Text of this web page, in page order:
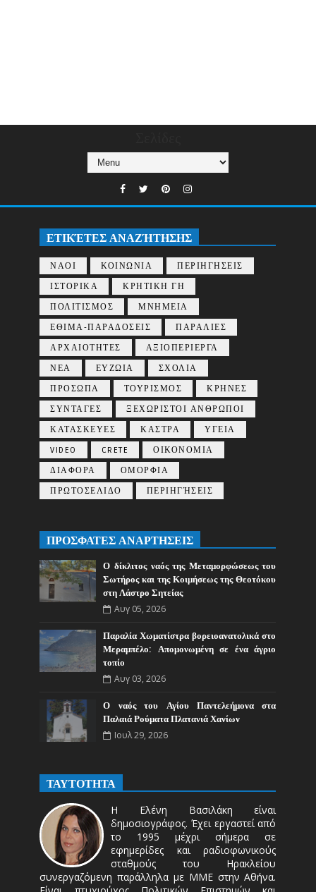
ΕΤΙΚΈΤΕΣ ΑΝΑΖΉΤΗΣΗΣ
ΝΑΟΙ ΚΟΙΝΩΝΙΑ
ΠΕΡΙΗΓΗΣΕΙΣ
ΙΣΤΟΡΙΚΑ
ΚΡΗΤΙΚΗ ΓΗ
ΠΟΛΙΤΙΣΜΟΣ
ΜΝΗΜΕΙΑ
ΕΘΙΜΑ-ΠΑΡΑΔΟΣΕΙΣ
ΠΑΡΑΛΙΕΣ
ΑΡΧΑΙΟΤΗΤΕΣ
ΑΞΙΟΠΕΡΙΕΡΓΑ
ΝΕΑ
ΕΥΖΩΙΑ
ΣΧΟΛΙΑ
ΠΡΟΣΩΠΑ
ΤΟΥΡΙΣΜΟΣ
ΚΡΗΝΕΣ
ΣΥΝΤΑΓΕΣ
ΞΕΧΩΡΙΣΤΟΙ ΑΝΘΡΩΠΟΙ
ΚΑΤΑΣΚΕΥΕΣ
ΚΑΣΤΡΑ
ΥΓΕΙΑ
VIDEO
CRETE
ΟΙΚΟΝΟΜΙΑ
ΔΙΑΦΟΡΑ
ΟΜΟΡΦΙΑ
ΠΡΩΤΟΣΕΛΙΔΟ
ΠΕΡΙΗΓΉΣΕΙΣ
ΠΡΟΣΦΑΤΕΣ ΑΝΑΡΤΗΣΕΙΣ
Ο δίκλιτος ναός της Μεταμορφώσεως του
Σωτήρος και της Κοιμήσεως της Θεοτόκου
στη Λάστρο Σητείας
Αυγ 05, 2026
Παραλία Χωματίστρα βορειοανατολικά στο
Μεραμπέλο: Απομονωμένη σε ένα άγριο
τοπίο
Αυγ 03, 2026
Ο ναός του Αγίου Παντελεήμονα στα
Παλαιά Ρούματα Πλατανιά Χανίων
Ιουλ 29, 2026
ΤΑΥΤΟΤΗΤΑ
Η Ελένη Βασιλάκη είναι
δημοσιογράφος. Έχει εργαστεί από
το 1995 μέχρι σήμερα σε
εφημερίδες και ραδιοφωνικούς
σταθμούς του Ηρακλείου
συνεργαζόμενη παράλληλα με ΜΜΕ στην Αθήνα.